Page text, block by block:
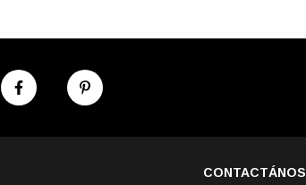
CONTACTÁNOS